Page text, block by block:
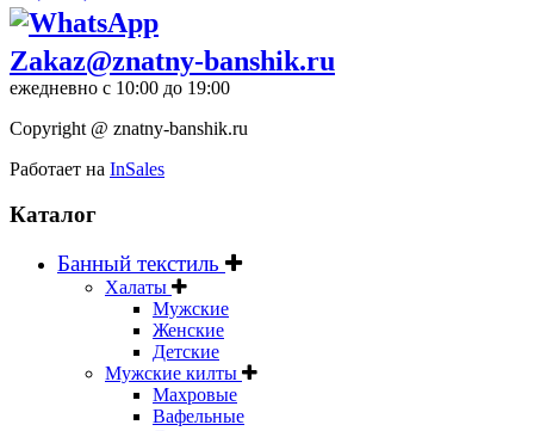
Zakaz@znatny-banshik.ru
ежедневно с 10:00 до 19:00
Copyright @ znatny-banshik.ru
Работает на InSales
Каталог
Банный текстиль
Халаты
Мужские
Женские
Детские
Мужские килты
Махровые
Вафельные